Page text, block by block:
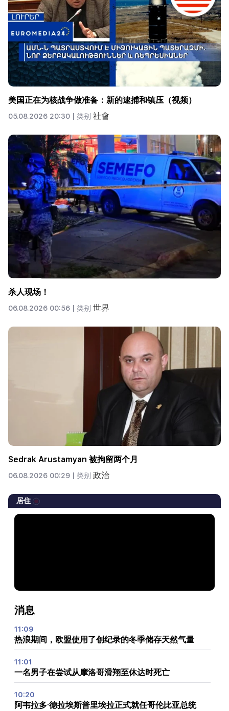
美国正在为核战争做准备：新的逮捕和镇压（视频）
05.08.2026 20:30 | 类别 社會
杀人现场！
06.08.2026 00:56 | 类别 世界
Sedrak Arustamyan 被拘留两个月
06.08.2026 00:29 | 类别 政治
居住
消息
11:09
热浪期间，欧盟使用了创纪录的冬季储存天然气量
11:01
一名男子在尝试从摩洛哥滑翔至休达时死亡
10:20
阿韦拉多·德拉埃斯普里埃拉正式就任哥伦比亚总统